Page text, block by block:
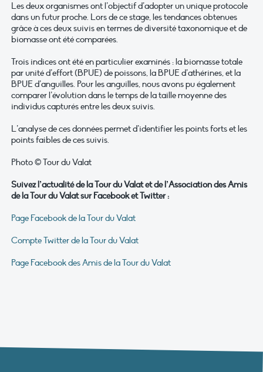
Les deux organismes ont l’objectif d’adopter un unique protocole
dans un futur proche. Lors de ce stage, les tendances obtenues
grâce à ces deux suivis en termes de diversité taxonomique et de
biomasse ont été comparées.
Trois indices ont été en particulier examinés : la biomasse totale
par unité d’effort (BPUE) de poissons, la BPUE d’athérines, et la
BPUE d’anguilles. Pour les anguilles, nous avons pu également
comparer l’évolution dans le temps de la taille moyenne des
individus capturés entre les deux suivis.
L’analyse de ces données permet d’identifier les points forts et les
points faibles de ces suivis.
Photo © Tour du Valat
Suivez l’actualité de la Tour du Valat et de l’Association des Amis
de la Tour du Valat sur Facebook et Twitter :
Page Facebook de la Tour du Valat
Compte Twitter de la Tour du Valat
Page Facebook des Amis de la Tour du Valat